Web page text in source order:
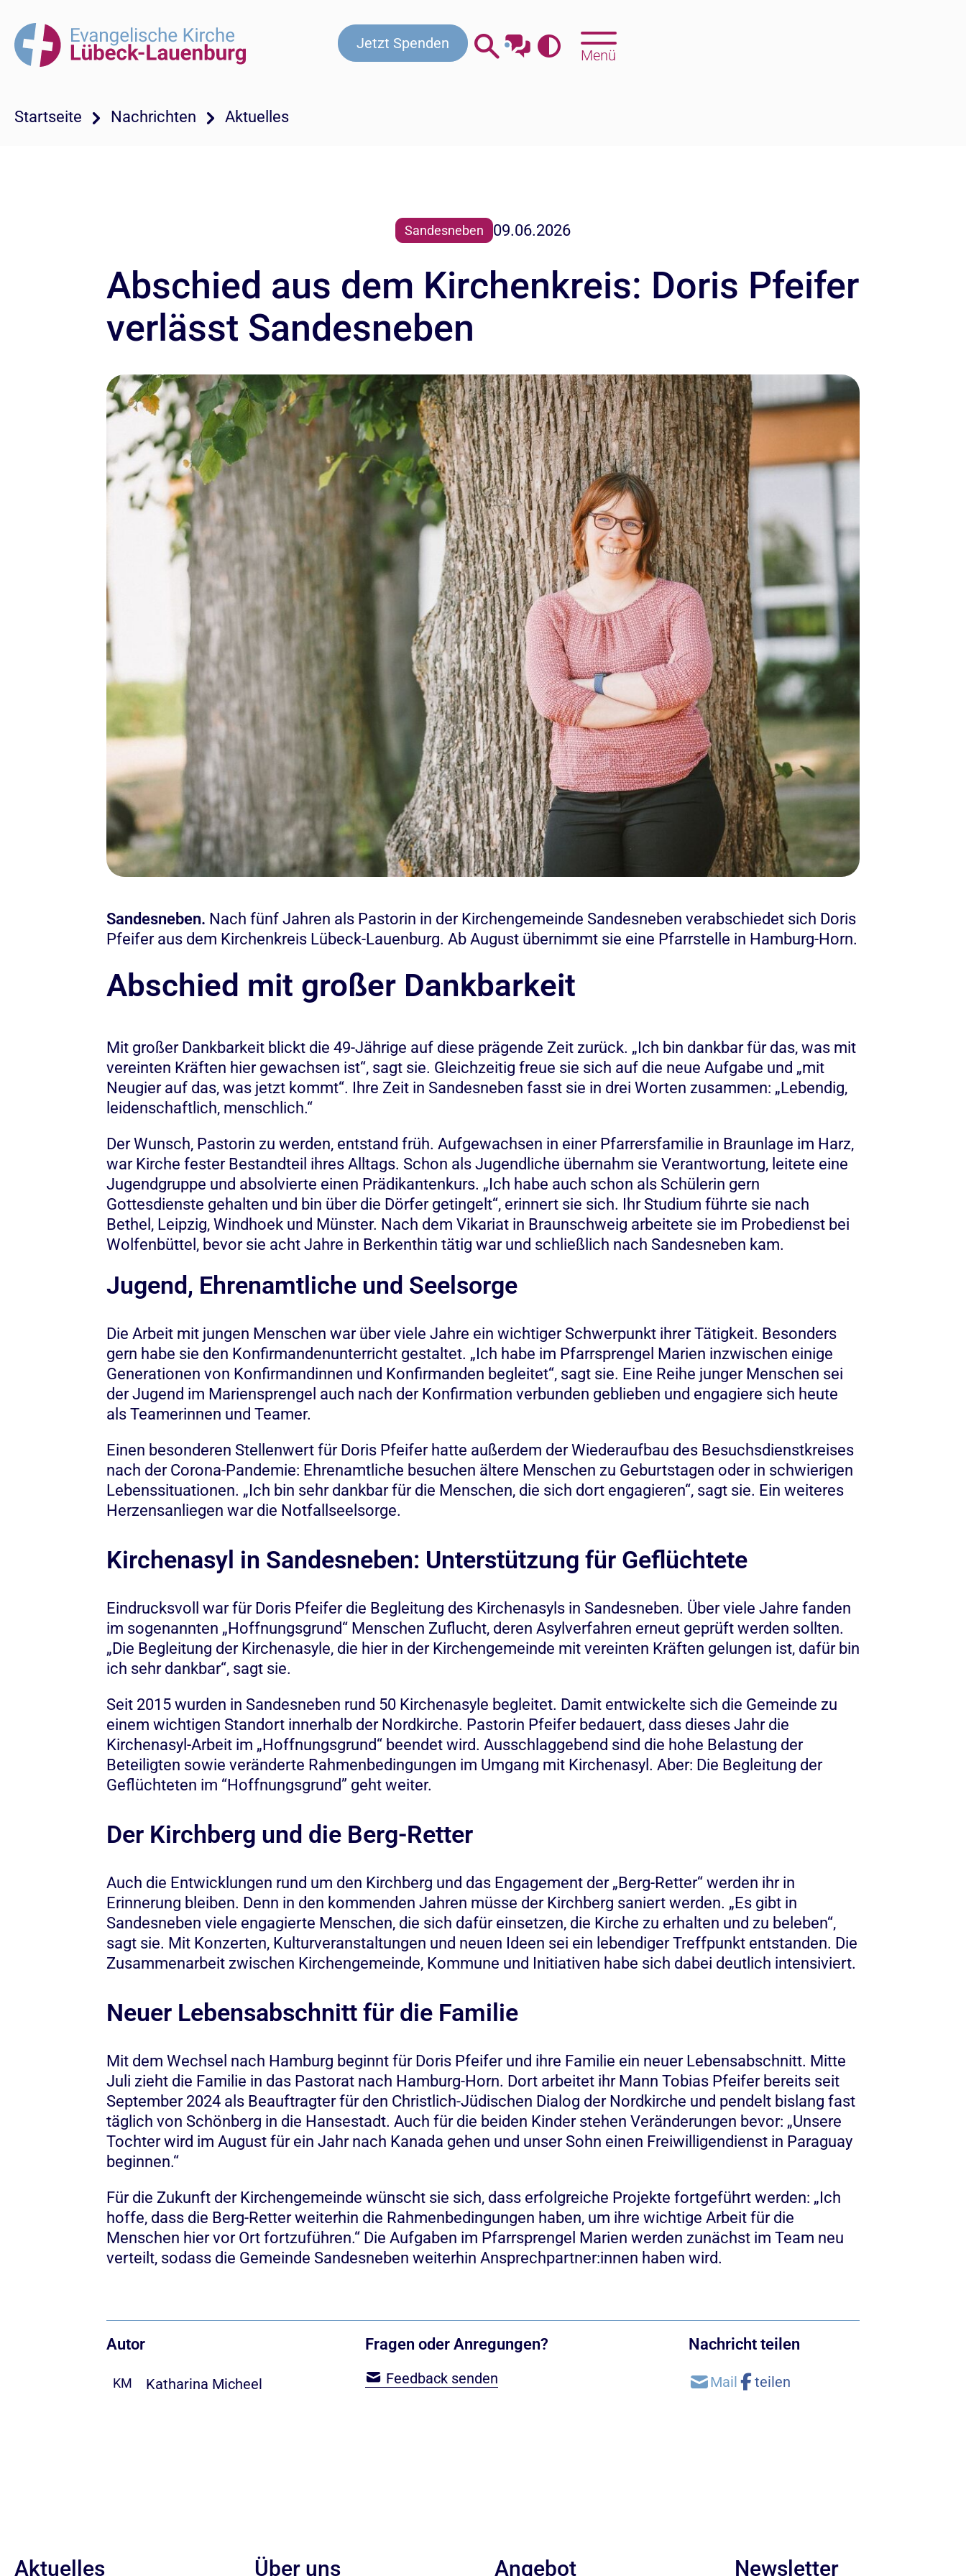
KontaktBeratung & HilfeGottesdienste
Jetzt Spenden
Menü
Startseite Nachrichten Aktuelles
Sandesneben 09.06.2026
Abschied aus dem Kirchenkreis: Doris Pfeifer
verlässt Sandesneben
Sandesneben. Nach fünf Jahren als Pastorin in der Kirchengemeinde Sandesneben verabschiedet sich Doris
Pfeifer aus dem Kirchenkreis Lübeck-Lauenburg. Ab August übernimmt sie eine Pfarrstelle in Hamburg-Horn.
Abschied mit großer Dankbarkeit
Mit großer Dankbarkeit blickt die 49-Jährige auf diese prägende Zeit zurück. „Ich bin dankbar für das, was mit
vereinten Kräften hier gewachsen ist“, sagt sie. Gleichzeitig freue sie sich auf die neue Aufgabe und „mit
Neugier auf das, was jetzt kommt“. Ihre Zeit in Sandesneben fasst sie in drei Worten zusammen: „Lebendig,
leidenschaftlich, menschlich.“
Der Wunsch, Pastorin zu werden, entstand früh. Aufgewachsen in einer Pfarrersfamilie in Braunlage im Harz,
war Kirche fester Bestandteil ihres Alltags. Schon als Jugendliche übernahm sie Verantwortung, leitete eine
Jugendgruppe und absolvierte einen Prädikantenkurs. „Ich habe auch schon als Schülerin gern
Gottesdienste gehalten und bin über die Dörfer getingelt“, erinnert sie sich. Ihr Studium führte sie nach
Bethel, Leipzig, Windhoek und Münster. Nach dem Vikariat in Braunschweig arbeitete sie im Probedienst bei
Wolfenbüttel, bevor sie acht Jahre in Berkenthin tätig war und schließlich nach Sandesneben kam.
Jugend, Ehrenamtliche und Seelsorge
Die Arbeit mit jungen Menschen war über viele Jahre ein wichtiger Schwerpunkt ihrer Tätigkeit. Besonders
gern habe sie den Konfirmandenunterricht gestaltet. „Ich habe im Pfarrsprengel Marien inzwischen einige
Generationen von Konfirmandinnen und Konfirmanden begleitet“, sagt sie. Eine Reihe junger Menschen sei
der Jugend im Mariensprengel auch nach der Konfirmation verbunden geblieben und engagiere sich heute
als Teamerinnen und Teamer.
Einen besonderen Stellenwert für Doris Pfeifer hatte außerdem der Wiederaufbau des Besuchsdienstkreises
nach der Corona-Pandemie: Ehrenamtliche besuchen ältere Menschen zu Geburtstagen oder in schwierigen
Lebenssituationen. „Ich bin sehr dankbar für die Menschen, die sich dort engagieren“, sagt sie. Ein weiteres
Herzensanliegen war die Notfallseelsorge.
Kirchenasyl in Sandesneben: Unterstützung für Geflüchtete
Eindrucksvoll war für Doris Pfeifer die Begleitung des Kirchenasyls in Sandesneben. Über viele Jahre fanden
im sogenannten „Hoffnungsgrund“ Menschen Zuflucht, deren Asylverfahren erneut geprüft werden sollten.
„Die Begleitung der Kirchenasyle, die hier in der Kirchengemeinde mit vereinten Kräften gelungen ist, dafür bin
ich sehr dankbar“, sagt sie.
Seit 2015 wurden in Sandesneben rund 50 Kirchenasyle begleitet. Damit entwickelte sich die Gemeinde zu
einem wichtigen Standort innerhalb der Nordkirche. Pastorin Pfeifer bedauert, dass dieses Jahr die
Kirchenasyl-Arbeit im „Hoffnungsgrund“ beendet wird. Ausschlaggebend sind die hohe Belastung der
Beteiligten sowie veränderte Rahmenbedingungen im Umgang mit Kirchenasyl. Aber: Die Begleitung der
Geflüchteten im “Hoffnungsgrund” geht weiter.
Der Kirchberg und die Berg-Retter
Auch die Entwicklungen rund um den Kirchberg und das Engagement der „Berg-Retter“ werden ihr in
Erinnerung bleiben. Denn in den kommenden Jahren müsse der Kirchberg saniert werden. „Es gibt in
Sandesneben viele engagierte Menschen, die sich dafür einsetzen, die Kirche zu erhalten und zu beleben“,
sagt sie. Mit Konzerten, Kulturveranstaltungen und neuen Ideen sei ein lebendiger Treffpunkt entstanden. Die
Zusammenarbeit zwischen Kirchengemeinde, Kommune und Initiativen habe sich dabei deutlich intensiviert.
Neuer Lebensabschnitt für die Familie
Mit dem Wechsel nach Hamburg beginnt für Doris Pfeifer und ihre Familie ein neuer Lebensabschnitt. Mitte
Juli zieht die Familie in das Pastorat nach Hamburg-Horn. Dort arbeitet ihr Mann Tobias Pfeifer bereits seit
September 2024 als Beauftragter für den Christlich-Jüdischen Dialog der Nordkirche und pendelt bislang fast
täglich von Schönberg in die Hansestadt. Auch für die beiden Kinder stehen Veränderungen bevor: „Unsere
Tochter wird im August für ein Jahr nach Kanada gehen und unser Sohn einen Freiwilligendienst in Paraguay
beginnen.“
Für die Zukunft der Kirchengemeinde wünscht sie sich, dass erfolgreiche Projekte fortgeführt werden: „Ich
hoffe, dass die Berg-Retter weiterhin die Rahmenbedingungen haben, um ihre wichtige Arbeit für die
Menschen hier vor Ort fortzuführen.“ Die Aufgaben im Pfarrsprengel Marien werden zunächst im Team neu
verteilt, sodass die Gemeinde Sandesneben weiterhin Ansprechpartner:innen haben wird.
Autor
KM Katharina Micheel
Fragen oder Anregungen?
Feedback senden
Nachricht teilen
Aktuelles Über uns Angebot Newsletter